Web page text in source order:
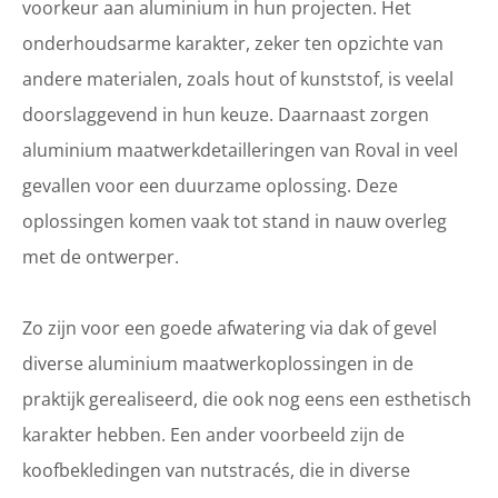
voorkeur aan aluminium in hun projecten. Het
onderhoudsarme karakter, zeker ten opzichte van
andere materialen, zoals hout of kunststof, is veelal
doorslaggevend in hun keuze. Daarnaast zorgen
aluminium maatwerkdetailleringen van Roval in veel
gevallen voor een duurzame oplossing. Deze
oplossingen komen vaak tot stand in nauw overleg
met de ontwerper.
Zo zijn voor een goede afwatering via dak of gevel
diverse aluminium maatwerkoplossingen in de
praktijk gerealiseerd, die ook nog eens een esthetisch
karakter hebben. Een ander voorbeeld zijn de
koofbekledingen van nutstracés, die in diverse